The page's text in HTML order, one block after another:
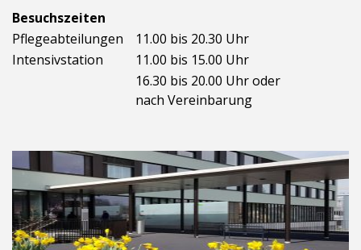
Besuchszeiten
Pflegeabteilungen
11.00 bis 20.30 Uhr
Intensivstation
11.00 bis 15.00 Uhr
16.30 bis 20.00 Uhr oder
nach Vereinbarung